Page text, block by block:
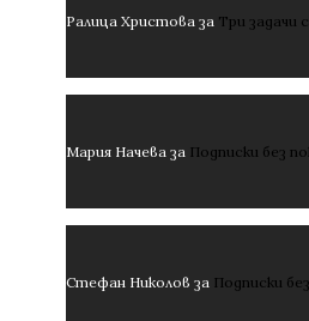
Ралица Христова за Три задачи
Мария Начева за Подписки без
Стефан Николов за Подписки